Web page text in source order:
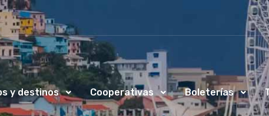
y destinos Cooperativas Boleterías